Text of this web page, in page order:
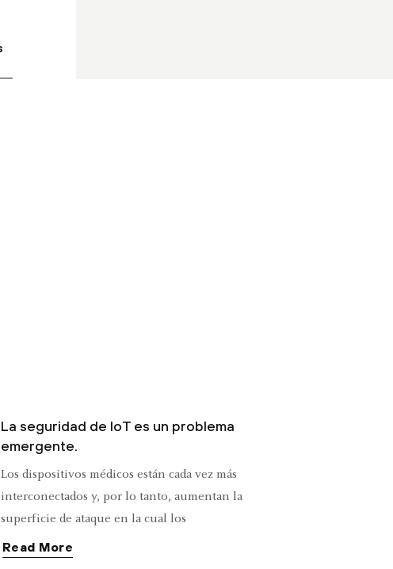
La seguridad de IoT es un problema
emergente.
Los dispositivos médicos están cada vez más
interconectados y, por lo tanto, aumentan la
superficie de ataque en la cual los
ciberdelincuentes pueden obtener acceso a datos
Read More